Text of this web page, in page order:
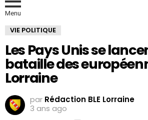
Menu
VIE POLITIQUE
Les Pays Unis se
bataille des
Lorraine
par Rédaction BLE Lorraine
3 ans ago